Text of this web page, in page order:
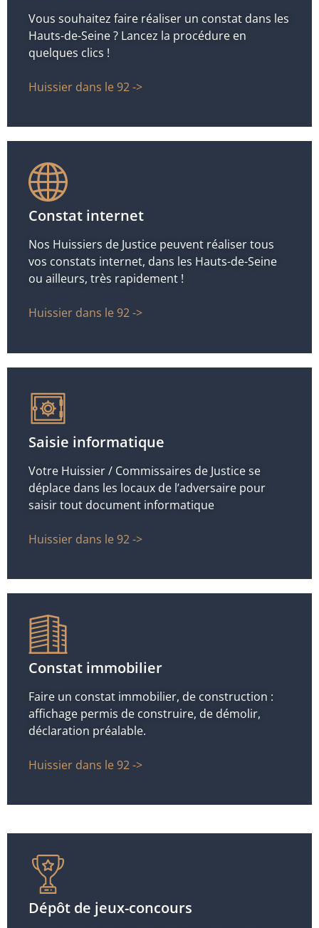
Vous souhaitez faire réaliser un constat dans les
Hauts-de-Seine ? Lancez la procédure en
quelques clics !
Huissier dans le 92 ->
Constat internet
Nos Huissiers de Justice peuvent réaliser tous
vos constats internet, dans les Hauts-de-Seine
ou ailleurs, très rapidement !
Huissier dans le 92 ->
Saisie informatique
Votre Huissier / Commissaires de Justice se
déplace dans les locaux de l’adversaire pour
saisir tout document informatique
Huissier dans le 92 ->
Constat immobilier
Faire un constat immobilier, de construction :
affichage permis de construire, de démolir,
déclaration préalable.
Huissier dans le 92 ->
Dépôt de jeux-concours